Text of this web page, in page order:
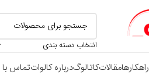
انتخاب دسته بندی
راهکارهامقالاتکاتالوگدرباره کالواتتماس با